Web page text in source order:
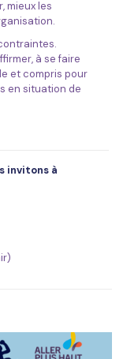
mieux les
à se faire
et compris pour
en situation de
invitons à